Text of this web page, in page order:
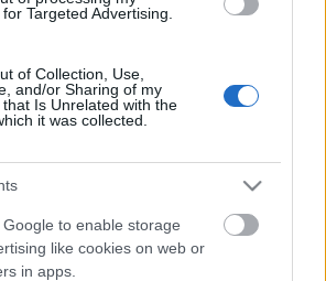
Targeted Advertising.
of Collection, Use,
and/or Sharing of my
Is Unrelated with the
it was collected.
to enable storage
like cookies on web or
in apps.
rendszeres olvasód, IX.
lakos kerestelek meg, egy városi
épp téged, mert tudom, hogy a
ismernek már titeket és tudom,
üzenetem az illetékeseknek.Bár
köthető a…
31.